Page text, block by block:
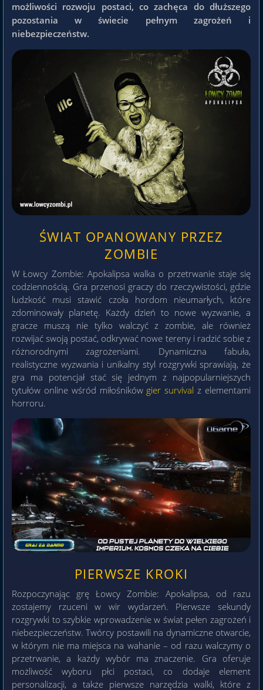
możliwości rozwoju postaci, co zachęca do dłuższego
pozostania w świecie pełnym zagrożeń i
niebezpieczeństw.
ŚWIAT OPANOWANY PRZEZ
ZOMBIE
W Łowcy Zombie: Apokalipsa walka o przetrwanie staje się
codziennością. Gra przenosi graczy do rzeczywistości, gdzie
ludzkość musi stawić czoła hordom nieumarłych, które
zdominowały planetę. Każdy dzień to nowe wyzwanie, a
gracze muszą nie tylko walczyć z zombie, ale również
rozwijać swoją postać, odkrywać nowe tereny i radzić sobie z
różnorodnymi zagrożeniami. Dynamiczna fabuła,
realistyczne wyzwania i unikalny styl rozgrywki sprawiają, że
gra ma potencjał stać się jednym z najpopularniejszych
tytułów online wśród miłośników gier survival z elementami
horroru.
PIERWSZE KROKI
Rozpoczynając grę Łowcy Zombie: Apokalipsa, od razu
zostajemy rzuceni w wir wydarzeń. Pierwsze sekundy
rozgrywki to szybkie wprowadzenie w świat pełen zagrożeń i
niebezpieczeństw. Twórcy postawili na dynamiczne otwarcie,
w którym nie ma miejsca na wahanie – od razu walczymy o
przetrwanie, a każdy wybór ma znaczenie. Gra oferuje
możliwość wyboru płci postaci, co dodaje element
personalizacji, a także pierwsze narzędzia walki, które z